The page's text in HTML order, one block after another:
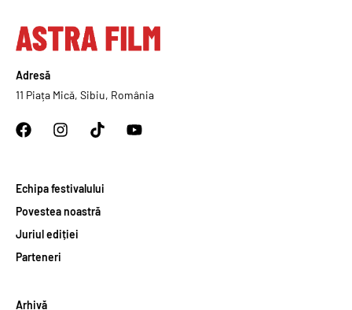
Adresă
11 Piața Mică, Sibiu, România
Arhivă
Echipa festivalului
Povestea noastră
Juriul ediției
Parteneri